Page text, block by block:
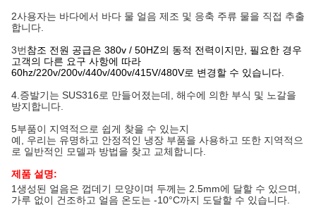
2사용자는 바다에서 바다 물 얼음 제조 및 응축 주류 물을 직접 추출
합니다.
3번참조 전원 공급은 380v / 50HZ의 동적 전력이지만, 필요한 경우
고객의 다른 요구 사항에 따라
60hz/220v/200v/440v/400v/415V/480V로 변경할 수 있습니다.
4. 증발기는 SUS316로 만들어졌는데, 해수에 의한 부식 및 노갈을
방지합니다.
5부품이 지역적으로 쉽게 찾을 수 있는지
예, 우리는 유명하고 안정적인 냉장 부품을 사용하고 또한 지역적으
로 일반적인 모델과 방법을 찾고 교체합니다.
제품 설명:
1생성된 얼음은 껍데기 모양이며 두께는 2.5mm에 달할 수 있으며,
가루 없이 건조하고 얼음 온도는 -10°C까지 도달할 수 있습니다.